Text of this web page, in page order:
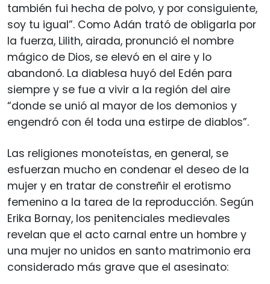
también fui hecha de polvo, y por consiguiente,
soy tu igual”. Como Adán trató de obligarla por
la fuerza, Lilith, airada, pronunció el nombre
mágico de Dios, se elevó en el aire y lo
abandonó. La diablesa huyó del Edén para
siempre y se fue a vivir a la región del aire
“donde se unió al mayor de los demonios y
engendró con él toda una estirpe de diablos”.
Las religiones monoteístas, en general, se
esfuerzan mucho en condenar el deseo de la
mujer y en tratar de constreñir el erotismo
femenino a la tarea de la reproducción. Según
Erika Bornay, los penitenciales medievales
revelan que el acto carnal entre un hombre y
una mujer no unidos en santo matrimonio era
considerado más grave que el asesinato: